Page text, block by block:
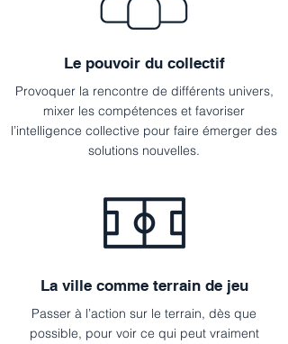
Le pouvoir du collectif
Provoquer la rencontre de différents univers,
mixer les compétences et favoriser
l’intelligence collective pour faire émerger des
solutions nouvelles.
La ville comme terrain de jeu
Passer à l’action sur le terrain, dès que
possible, pour voir ce qui peut vraiment